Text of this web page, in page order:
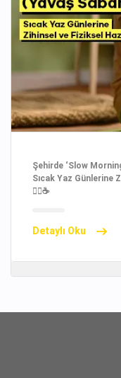
Şehirde ‘Slow
Sıcak Yaz Günlerine
🧘‍♀️☕
Detaylı Oku